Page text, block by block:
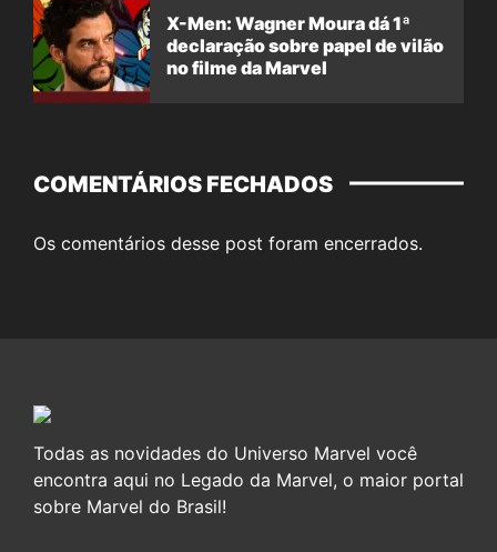
X-Men: Wagner Moura dá 1ª
declaração sobre papel de vilão
no filme da Marvel
COMENTÁRIOS FECHADOS
Os comentários desse post foram encerrados.
Todas as novidades do Universo Marvel você
encontra aqui no Legado da Marvel, o maior portal
sobre Marvel do Brasil!